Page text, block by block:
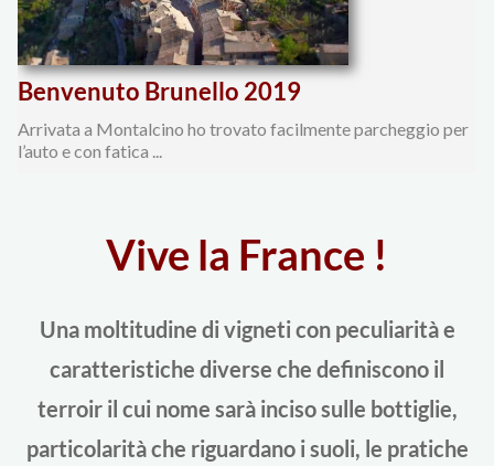
Benvenuto Brunello 2019
Arrivata a Montalcino ho trovato facilmente parcheggio per
l’auto e con fatica ...
Vive la France !
Una moltitudine di vigneti con peculiarità e
caratteristiche diverse che definiscono il
terroir il cui nome sarà inciso sulle bottiglie,
particolarità che riguardano i suoli, le pratiche